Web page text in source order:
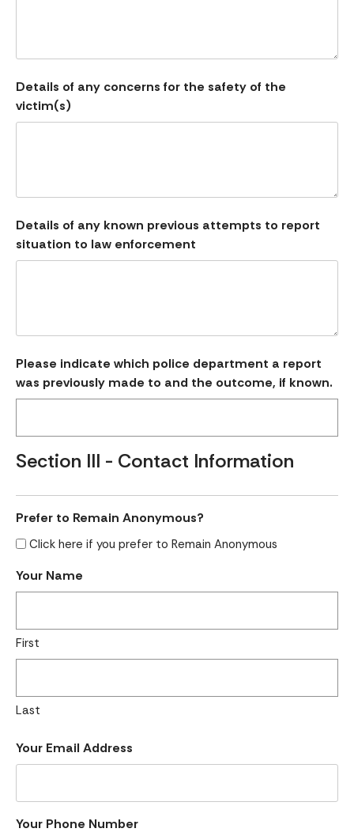
Details of any concerns for the safety of the
victim(s)
Details of any known previous attempts to report
situation to law enforcement
Please indicate which police department a report
was previously made to and the outcome, if known.
Section III - Contact Information
Prefer to Remain Anonymous?
Click here if you prefer to Remain Anonymous
Your Name
First
Last
Your Email Address
Your Phone Number